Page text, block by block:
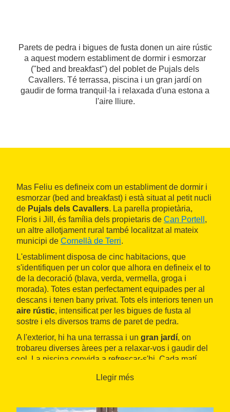
Parets de pedra i bigues de fusta donen un aire rústic
a aquest modern establiment de dormir i esmorzar
("bed and breakfast") del poblet de Pujals dels
Cavallers. Té terrassa, piscina i un gran jardí on
gaudir de forma tranquil·la i relaxada d'una estona a
l'aire lliure.
Mas Feliu es defineix com un establiment de dormir i
esmorzar (bed and breakfast) i està situat al petit nucli
de Pujals dels Cavallers. La parella propietària,
Floris i Jill, és família dels propietaris de Can Portell ,
un altre allotjament rural també localitzat al mateix
municipi de Cornellà de Terri.
L'establiment disposa de cinc habitacions, que
s'identifiquen per un color que alhora en defineix el to
de la decoració (blava, verda, vermella, groga i
morada). Totes estan perfectament equipades per al
descans i tenen bany privat. Tots els interiors tenen un
aire rústic, intensificat per les bigues de fusta al
sostre i els diversos trams de paret de pedra.
A l'exterior, hi ha una terrassa i un gran jardí, on
trobareu diverses àrees per a relaxar-vos i gaudir del
sol. La piscina convida a refrescar-s'hi. Cada matí,
GironaiFigueresestan molt a prop, així com les
Llegir més